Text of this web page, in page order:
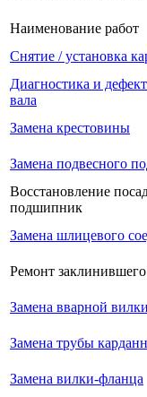
Наименование работ
Снятие / установка
Диагностика и
вала
Замена крестовины
Замена подвесного
Восстановление
подшипник
Замена шлицевого
Ремонт
Замена вварной вилки
Замена трубы
Замена вилки-фланца